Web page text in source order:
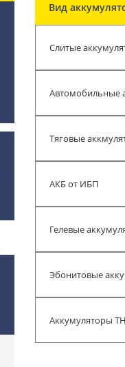
Вид
Слитые
Автомобильные
Тяговые
АКБ от ИБП
Гелевые
Эбонитовые
Аккумуляторы